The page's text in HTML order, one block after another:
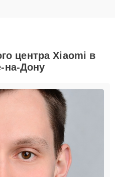
центра Xiaomi в
на-Дону